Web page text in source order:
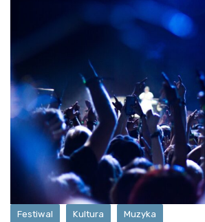
Festiwal Kultura Muzyka